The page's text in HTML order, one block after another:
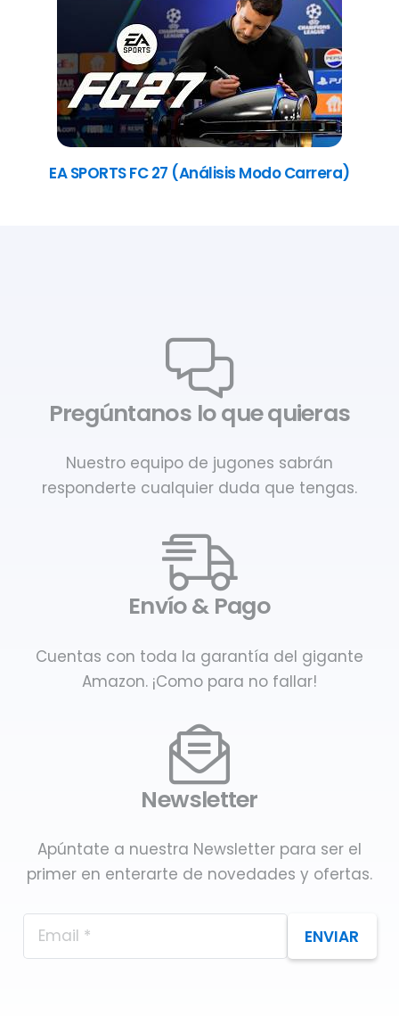
EA SPORTS FC 27 (Análisis Modo Carrera)
Pregúntanos lo que quieras
Nuestro equipo de jugones sabrán
responderte cualquier duda que tengas.
Envío & Pago
Cuentas con toda la garantía del gigante
Amazon. ¡Como para no fallar!
Newsletter
Apúntate a nuestra Newsletter para ser el
primer en enterarte de novedades y ofertas.
ENVIAR